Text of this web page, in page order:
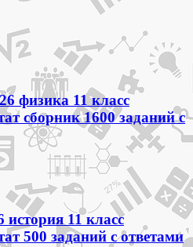
физика 11 класс
сборник 1600 заданий с
11 класс
500 заданий с ответами